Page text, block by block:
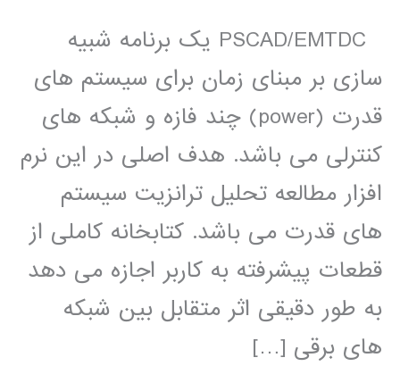
PSCAD/EMTDC یک برنامه شبیه
سازی بر مبنای زمان برای سیستم های
قدرت (power) چند فازه و شبکه های
کنترلی می باشد. هدف اصلی در این نرم
افزار مطالعه تحلیل ترانزیت سیستم
های قدرت می باشد. کتابخانه کاملی از
قطعات پیشرفته به کاربر اجازه می دهد
به طور دقیقی اثر متقابل بین شبکه
های برقی […]